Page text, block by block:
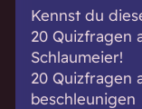
Kennst du
20 Quizfragen
Schlaumeier!
20 Quizfragen
beschleunigen